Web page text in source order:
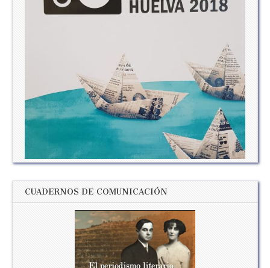
CUADERNOS DE COMUNICACIÓN